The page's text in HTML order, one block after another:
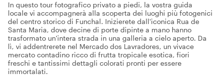
In questo tour fotografico privato a piedi, la vostra guida
locale vi accompagnerà alla scoperta dei luoghi più fotogenici
del centro storico di Funchal. Inizierete dall'iconica Rua de
Santa Maria, dove decine di porte dipinte a mano hanno
trasformato un'intera strada in una galleria a cielo aperto. Da
lì, vi addentrerete nel Mercado dos Lavradores, un vivace
mercato contadino ricco di frutta tropicale esotica, fiori
freschi e tantissimi dettagli colorati pronti per essere
immortalati.